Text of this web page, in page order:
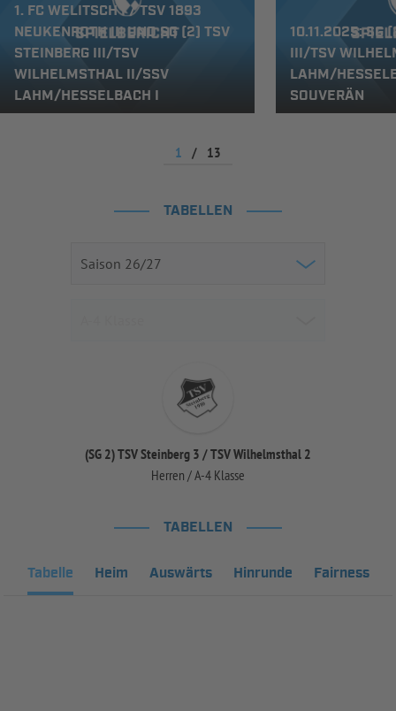
1. FC WELITSCH I / TSV 1893
NEUKENROTH III UND SG (2) TSV
STEINBERG III/TSV
WILHELMSTHAL II/SSV
LAHM/HESSELBACH I
10.11.2025: SG
III/TSV
LAHM/
SOUVERÄN
1 / 13
TABELLEN
(SG 2) TSV Steinberg 3 / TSV Wilhelmsthal 2
Herren / A-4 Klasse
TABELLEN
Tabelle Heim Auswärts Hinrunde Fairness